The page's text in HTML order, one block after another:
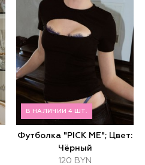
В НАЛИЧИИ 4 ШТ.
Футболка "PICK ME"; Цвет:
Чёрный
120 BYN